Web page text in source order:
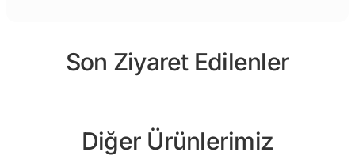
Son Ziyaret Edilenler
Diğer Ürünlerimiz